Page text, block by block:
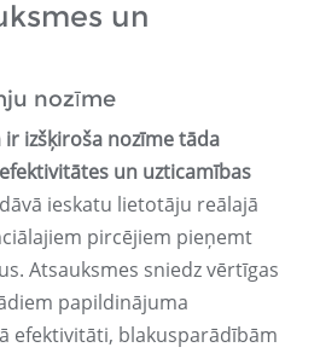
un
nozīme
izšķiroša nozīme tāda
un uzticamības
ieskatu lietotāju reālajā
pircējiem pieņemt
Atsauksmes sniedz vērtīgas
papildinājuma
efektivitāti, blakusparādībām